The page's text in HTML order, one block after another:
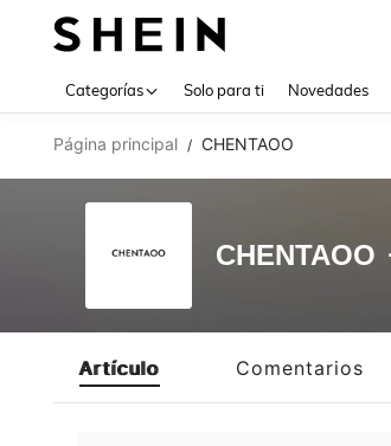
Categorías Solo para ti Novedades
Página principal / CHENTAOO
CHENTAOO
Artículo Comentarios